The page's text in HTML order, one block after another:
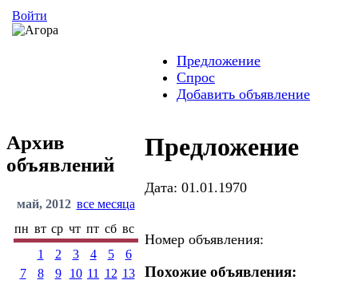
Войти
Предложение
Спрос
Добавить объявление
Архив
объявлений
май, 2012 все месяца
пн вт ср чт пт сб вс
1
2 3 4 5
6
7
8 9 10 11 12 13
Предложение
Дата: 01.01.1970
Номер объявления:
Похожие объявления: